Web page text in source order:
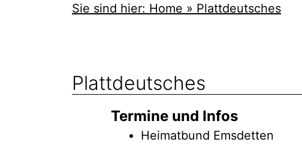
öffnen
Sie sind hier: Home » Plattdeutsches
Plattdeutsches
Termine und Infos
Heimatbund Emsdetten